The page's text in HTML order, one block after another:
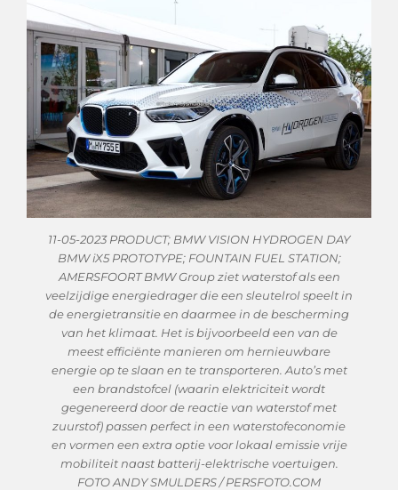
11-05-2023 PRODUCT; BMW VISION HYDROGEN DAY
BMW iX5 PROTOTYPE; FOUNTAIN FUEL STATION;
AMERSFOORT BMW Group ziet waterstof als een
veelzijdige energiedrager die een sleutelrol speelt in
de energietransitie en daarmee in de bescherming
van het klimaat. Het is bijvoorbeeld een van de
meest efficiënte manieren om hernieuwbare
energie op te slaan en te transporteren. Auto’s met
een brandstofcel (waarin elektriciteit wordt
gegenereerd door de reactie van waterstof met
zuurstof) passen perfect in een waterstofeconomie
en vormen een extra optie voor lokaal emissie vrije
mobiliteit naast batterij-elektrische voertuigen.
FOTO ANDY SMULDERS / PERSFOTO.COM